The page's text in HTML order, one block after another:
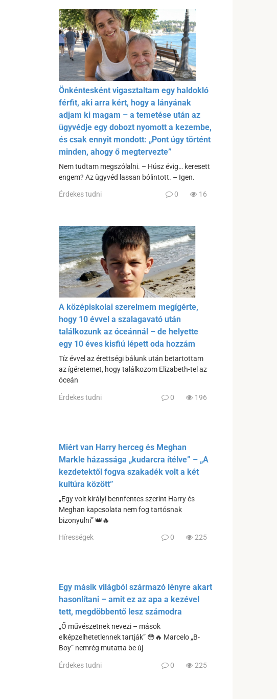
Önkéntesként vigasztaltam egy haldokló
férfit, aki arra kért, hogy a lányának
adjam ki magam – a temetése után az
ügyvédje egy dobozt nyomott a kezembe,
és csak ennyit mondott: „Pont úgy történt
minden, ahogy ő megtervezte”
Nem tudtam megszólalni. – Húsz évig… keresett
engem? Az ügyvéd lassan bólintott. – Igen.
Érdekes tudni 0 16
A középiskolai szerelmem megígérte,
hogy 10 évvel a szalagavató után
találkozunk az óceánnál – de helyette
egy 10 éves kisfiú lépett oda hozzám
Tíz évvel az érettségi bálunk után betartottam
az ígéretemet, hogy találkozom Elizabeth-tel az
óceán
Érdekes tudni 0 196
Miért van Harry herceg és Meghan
Markle házassága „kudarcra ítélve” – „A
kezdetektől fogva szakadék volt a két
kultúra között”
„Egy volt királyi bennfentes szerint Harry és
Meghan kapcsolata nem fog tartósnak
bizonyulni” 👑🔥
Hírességek 0 225
Egy másik világból származó lényre akart
hasonlítani – amit ez az apa a kezével
tett, megdöbbentő lesz számodra
„Ő művészetnek nevezi – mások
elképzelhetetlennek tartják” 😳🔥 Marcelo „B-
Boy” nemrég mutatta be új
Érdekes tudni 0 225